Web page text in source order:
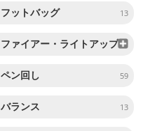
フットバッグ 13
ファイアー・ライトアップ
ペン回し 59
バランス 13